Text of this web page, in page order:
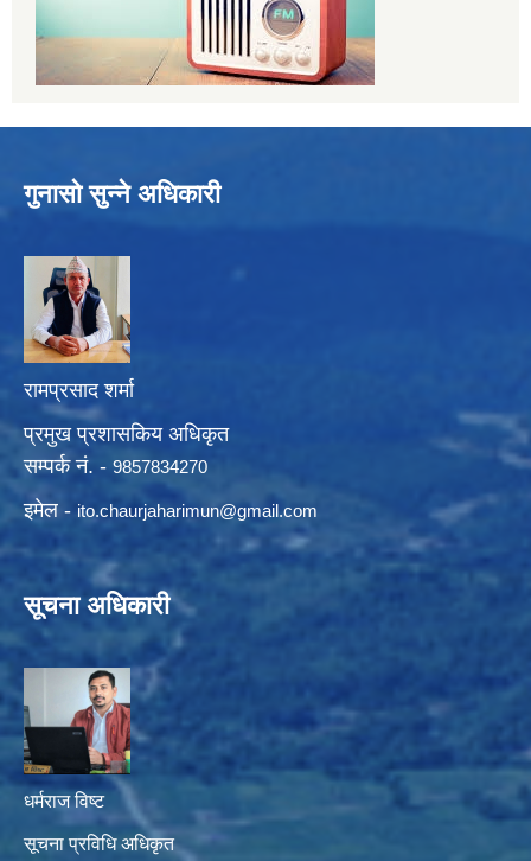
गुनासो सुन्ने अधिकारी
रामप्रसाद शर्मा
प्रमुख प्रशासकिय अधिकृत
सम्पर्क नं. - 9857834270
इमेल - ito.chaurjaharimun@gmail.com
सूचना अधिकारी
धर्मराज विष्ट
सूचना प्रविधि अधिकृत